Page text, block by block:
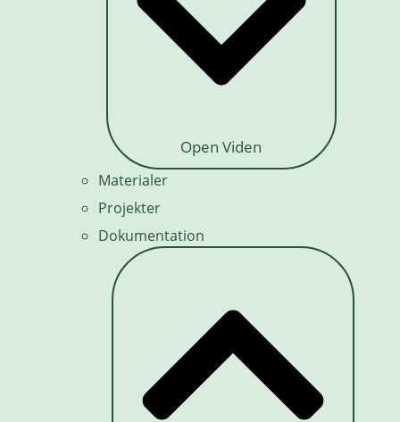
Open Viden
Materialer
Projekter
Dokumentation